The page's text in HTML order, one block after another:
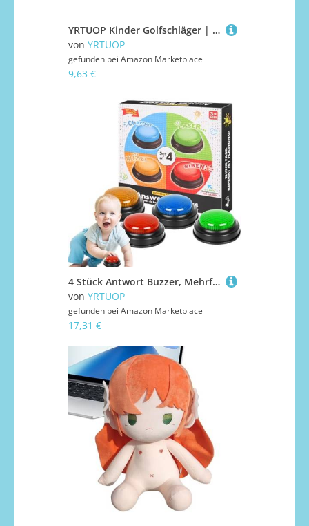
YRTUOP Kinder Golfschläger | Kinder Golfspielset - Spielset Lustiges Interaktives Spiel Für Hand-Auge-Koordination Schule Zuhause Spielzeit Vorschüler Junge Mädchen Entwickeln Fähigkeiten
von YRTUOP
gefunden bei Amazon Marketplace
9,63 €
4 Stück Antwort Buzzer, Mehrfarbig Learning Resource Buzzer Ton Und Licht Tasten Spielzeug Zubehör Für Quiz Games Für Spieleabende Im Klassenzimmer Und In Der Familie, 20.5x20.5x4.5cm
von YRTUOP
gefunden bei Amazon Marketplace
17,31 €